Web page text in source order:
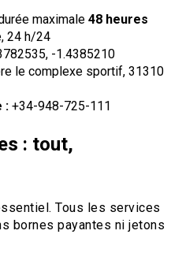
maximale 48 heures
24 h/24
-1.4385210
le complexe sportif, 31310
: +34-948-725-111
: tout,
Tous les services
bornes payantes ni jetons